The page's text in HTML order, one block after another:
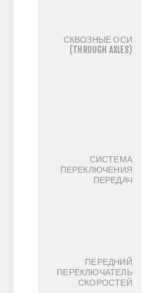
СКВОЗНЫЕ ОСИ
(THROUGH AXLES)
СИСТЕМА
ПЕРЕКЛЮЧЕНИЯ
ПЕРЕДАЧ
ПЕРЕДНИЙ
ПЕРЕКЛЮЧАТЕЛЬ
СКОРОСТЕЙ